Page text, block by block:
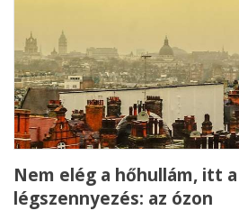
Nem elég a hőhullám, itt
légszennyezés: az ózon